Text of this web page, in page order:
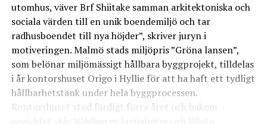
utomhus, väver Brf Shiitake samman arkitektoniska och
sociala värden till en unik boendemiljö och tar
radhusboendet till nya höjder”, skriver juryn i
motiveringen. Malmö stads miljöpris ”Gröna lansen”,
som belönar miljömässigt hållbara byggprojekt, tilldelas
i år kontorshuset Origo i Hyllie för att ha haft ett tydligt
hållbarhetstänk under hela byggprocessen.
Kontorshuset stod färdigt förra året och bakom